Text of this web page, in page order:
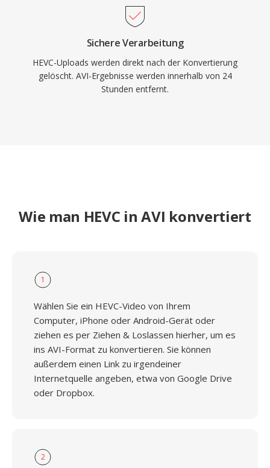
Sichere Verarbeitung
HEVC-Uploads werden direkt nach der Konvertierung
gelöscht. AVI-Ergebnisse werden innerhalb von 24
Stunden entfernt.
Wie man HEVC in AVI konvertiert
1
Wählen Sie ein HEVC-Video von Ihrem
Computer, iPhone oder Android-Gerät oder
ziehen es per Ziehen & Loslassen hierher, um es
ins AVI-Format zu konvertieren. Sie können
außerdem einen Link zu irgendeiner
Internetquelle angeben, etwa von Google Drive
oder Dropbox.
2